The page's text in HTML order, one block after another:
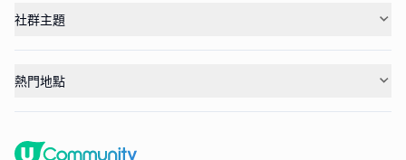
社群主題
熱門地點